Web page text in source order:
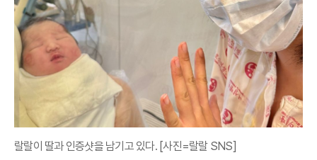
랄랄이 딸과 인증샷을 남기고 있다. [사진=랄랄 SNS]